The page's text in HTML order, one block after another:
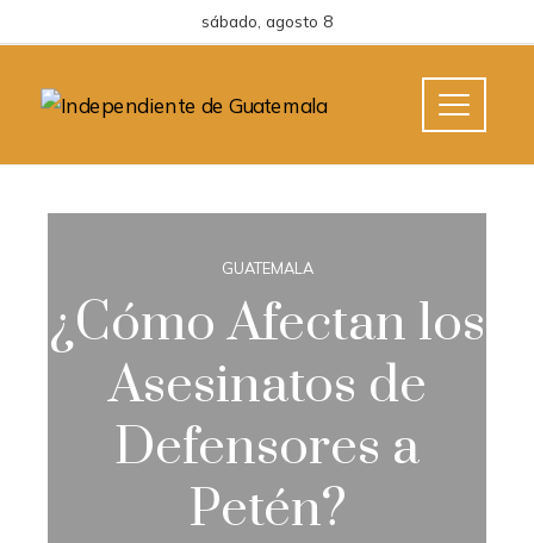
sábado, agosto 8
GUATEMALA
¿Cómo Afectan los
Asesinatos de
Defensores a
Petén?